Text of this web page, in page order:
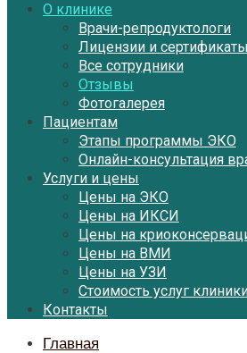
О клинике
Врачи-репродуктологи
Лицензии и сертификаты
Все сотрудники
Отзывы
Фотогалерея
Пациентам
Этапы программы ЭКО
Онлайн-консультация
Услуги и цены
Цены на ЭКО
Цены на ИКСИ
Цены на
Цены на ВМИ
Цены на УЗИ
Стоимость услуг
Контакты
Главная